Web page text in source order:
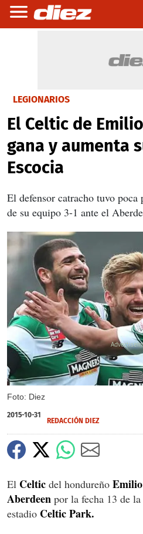
LEGIONARIOS
El Celtic de
gana y aumenta
Escocia
El defensor catracho tuvo
de su equipo 3-1 ante el
Foto: Diez
2015-10-31
REDACCIÓN DIEZ
El Celtic del hondureño
Aberdeen por la fecha 13 de
estadio Celtic Park.